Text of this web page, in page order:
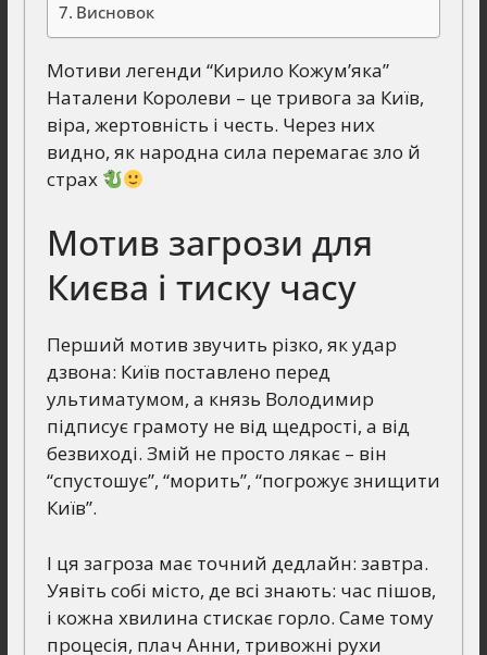
Висновок
Мотиви легенди “Кирило Кожум’яка”
Наталени Королеви – це тривога за Київ,
віра, жертовність і честь. Через них
видно, як народна сила перемагає зло й
страх
Мотив загрози для
Києва і тиску часу
Перший мотив звучить різко, як удар
дзвона: Київ поставлено перед
ультиматумом, а князь Володимир
підписує грамоту не від щедрості, а від
безвиході. Змій не просто лякає – він
“спустошує”, “морить”, “погрожує знищити
Київ”.
І ця загроза має точний дедлайн: завтра.
Уявіть собі місто, де всі знають: час пішов,
і кожна хвилина стискає горло. Саме тому
процесія, плач Анни, тривожні рухи